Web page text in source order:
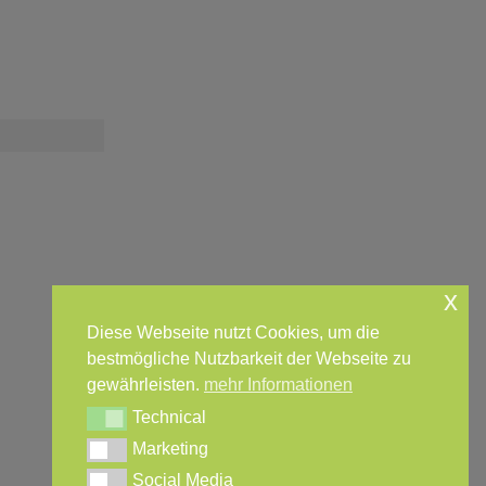
Diese Webseite nutzt Cookies, um die
bestmögliche Nutzbarkeit der Webseite zu
gewährleisten. mehr Informationen
TechnicalTechnical
MarketingMarketing
Social Media
Social Media
x